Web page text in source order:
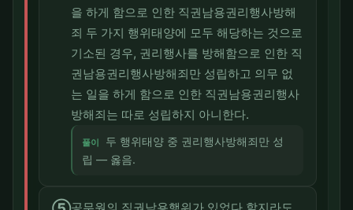
을 하게 함으로 인한 직권남용권리행사방해
죄 두 가지 행위태양에 모두 해당하는 것으로
기소된 경우, 권리행사를 방해함으로 인한 직
권남용권리행사방해죄만 성립하고 의무 없
는 일을 하게 함으로 인한 직권남용권리행사
방해죄는 따로 성립하지 아니한다.
풀이
두 행위태양 중 권리행사방해죄만 성
립 — 옳음.